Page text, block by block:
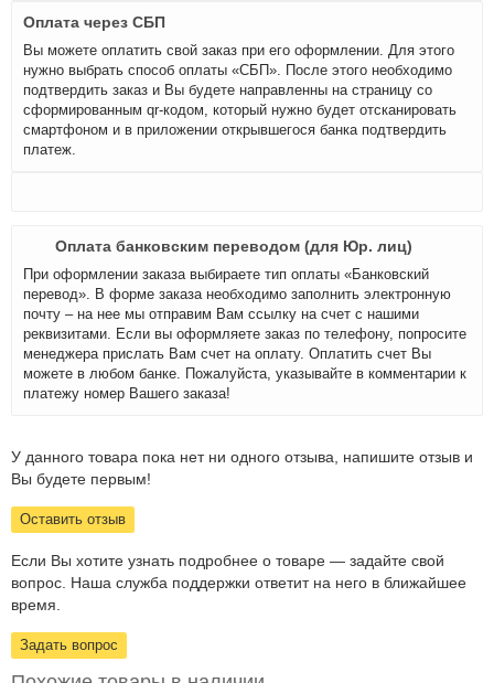
Оплата через СБП
Вы можете оплатить свой заказ при его оформлении. Для этого
нужно выбрать способ оплаты «СБП». После этого необходимо
подтвердить заказ и Вы будете направленны на страницу со
сформированным qr-кодом, который нужно будет отсканировать
смартфоном и в приложении открывшегося банка подтвердить
платеж.
Оплата банковским переводом (для Юр. лиц)
При оформлении заказа выбираете тип оплаты «Банковский
перевод». В форме заказа необходимо заполнить электронную
почту – на нее мы отправим Вам ссылку на счет с нашими
реквизитами. Если вы оформляете заказ по телефону, попросите
менеджера прислать Вам счет на оплату. Оплатить счет Вы
можете в любом банке. Пожалуйста, указывайте в комментарии к
платежу номер Вашего заказа!
У данного товара пока нет ни одного отзыва, напишите отзыв и
Вы будете первым!
Оставить отзыв
Если Вы хотите узнать подробнее о товаре — задайте свой
вопрос. Наша служба поддержки ответит на него в ближайшее
время.
Задать вопрос